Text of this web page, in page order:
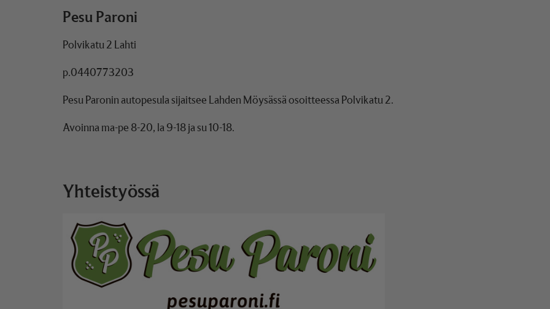
Pesu Paroni
Polvikatu 2 Lahti
p.0440773203
Pesu Paronin autopesula sijaitsee Lahden Möysässä osoitteessa Polvikatu 2.
Avoinna ma-pe 8-20, la 9-18 ja su 10-18.
Yhteistyössä